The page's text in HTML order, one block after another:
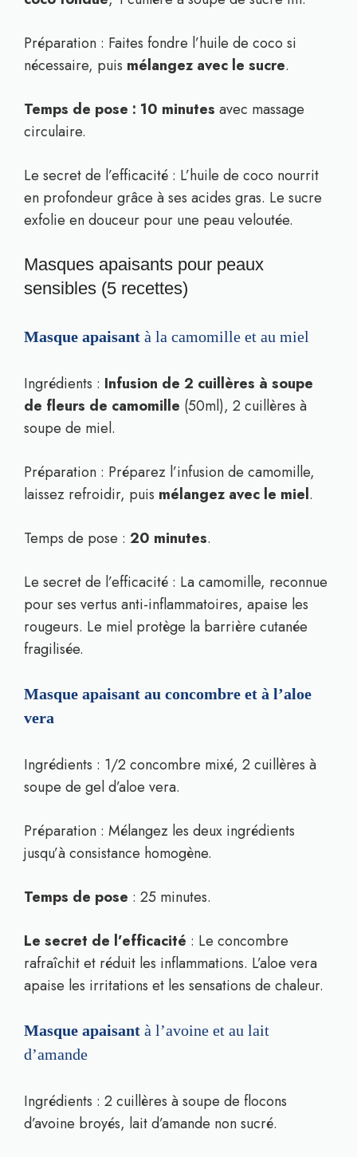
Préparation : Faites fondre l’huile de coco si
nécessaire, puis mélangez avec le sucre.
Temps de pose : 10 minutes avec massage
circulaire.
Le secret de l’efficacité : L’huile de coco nourrit
en profondeur grâce à ses acides gras. Le sucre
exfolie en douceur pour une peau veloutée.
Masques apaisants pour peaux
sensibles (5 recettes)
Masque apaisant à la camomille et au miel
Ingrédients : Infusion de 2 cuillères à soupe
de fleurs de camomille (50ml), 2 cuillères à
soupe de miel.
Préparation : Préparez l’infusion de camomille,
laissez refroidir, puis mélangez avec le miel.
Temps de pose : 20 minutes.
Le secret de l’efficacité : La camomille, reconnue
pour ses vertus anti-inflammatoires, apaise les
rougeurs. Le miel protège la barrière cutanée
fragilisée.
Masque apaisant au concombre et à l’aloe
vera
Ingrédients : 1/2 concombre mixé, 2 cuillères à
soupe de gel d’aloe vera.
Préparation : Mélangez les deux ingrédients
jusqu’à consistance homogène.
Temps de pose : 25 minutes.
Le secret de l’efficacité : Le concombre
rafraîchit et réduit les inflammations. L’aloe vera
apaise les irritations et les sensations de chaleur.
Masque apaisant à l’avoine et au lait
d’amande
Ingrédients : 2 cuillères à soupe de flocons
d’avoine broyés, lait d’amande non sucré.